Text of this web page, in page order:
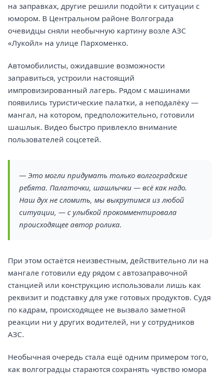
на заправках, другие решили подойти к ситуации с
юмором. В Центральном районе Волгограда
очевидцы сняли необычную картину возле АЗС
«Лукойл» на улице Пархоменко.
Автомобилисты, ожидавшие возможности
заправиться, устроили настоящий
импровизированный лагерь. Рядом с машинами
появились туристические палатки, а неподалёку —
мангал, на котором, предположительно, готовили
шашлык. Видео быстро привлекло внимание
пользователей соцсетей.
— Это могли придумать только волгоградские
ребята. Палаточки, шашлычки — всё как надо.
Наш дух не сломить, мы выкрутимся из любой
ситуации, — с улыбкой прокомментировала
происходящее автор ролика.
При этом остаётся неизвестным, действительно ли на
мангале готовили еду рядом с автозаправочной
станцией или конструкцию использовали лишь как
реквизит и подставку для уже готовых продуктов. Судя
по кадрам, происходящее не вызвало заметной
реакции ни у других водителей, ни у сотрудников
АЗС.
Необычная очередь стала ещё одним примером того,
как волгоградцы стараются сохранять чувство юмора